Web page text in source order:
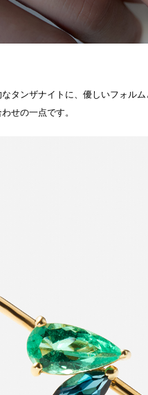
タンザナイトに、優しいフォル
せの一点です。